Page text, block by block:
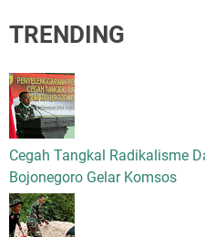
TRENDING
Cegah Tangkal Radikalisme
Bojonegoro Gelar Komsos